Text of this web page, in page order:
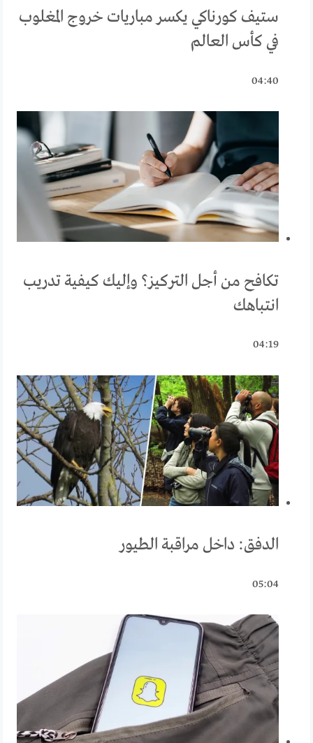
ستيف كورناكي يكسر مباريات خروج المغلوب
في كأس العالم
04:40
تكافح من أجل التركيز؟ وإليك كيفية تدريب
انتباهك
04:19
الدفق: داخل مراقبة الطيور
05:04